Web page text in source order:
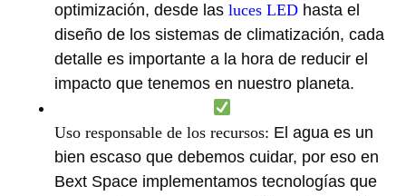
optimización, desde las luces LED hasta el
diseño de los sistemas de climatización, cada
detalle es importante a la hora de reducir el
impacto que tenemos en nuestro planeta.
Uso responsable de los recursos: El agua es un
bien escaso que debemos cuidar, por eso en
Bext Space implementamos tecnologías que